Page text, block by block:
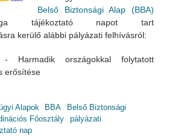
Belső Biztonsági Alap (BBA)
tájékoztató napot tart
kerülő alábbi pályázati felhívásról:
- Harmadik országokkal folytatott
erősítése
Alapok BBA
Belső Biztonsági
Főosztály
pályázati
nap